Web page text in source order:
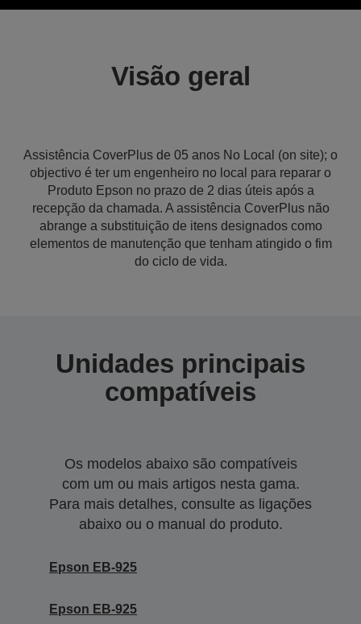
Visão geral
Assistência CoverPlus de 05 anos No Local (on site); o
objectivo é ter um engenheiro no local para reparar o
Produto Epson no prazo de 2 dias úteis após a
recepção da chamada. A assistência CoverPlus não
abrange a substituição de itens designados como
elementos de manutenção que tenham atingido o fim
do ciclo de vida.
Unidades principais
compatíveis
Os modelos abaixo são compatíveis
com um ou mais artigos nesta gama.
Para mais detalhes, consulte as ligações
abaixo ou o manual do produto.
Epson EB-925
Epson EB-925